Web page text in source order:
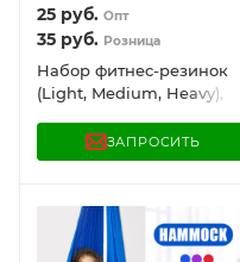
25 руб. Опт
35 руб. Розница
Набор фитнес-резинок
(Light, Medium, Heavy), 3
ЗАПРОСИТЬ